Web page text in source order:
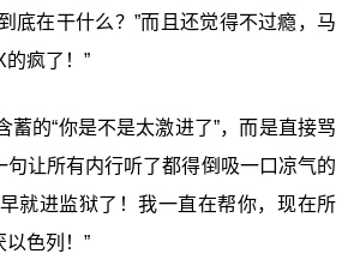
底在干什么？”而且还觉得不过瘾，马
的疯了！”
蓄的“你是不是太激进了”，而是直接骂
句让所有内行听了都得倒吸一口凉气的
就进监狱了！我一直在帮你，现在所
色列！”